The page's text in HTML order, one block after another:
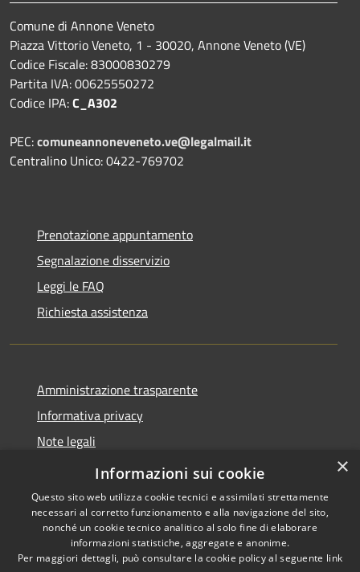
Comune di Annone Veneto
Piazza Vittorio Veneto, 1 - 30020, Annone Veneto (VE)
Codice Fiscale: 83000830279
Partita IVA: 00625550272
Codice IPA:C_A302
PEC:comuneannoneveneto.ve@legalmail.it
Centralino Unico: 0422-769702
Prenotazione appuntamento
Segnalazione disservizio
Leggi le FAQ
Richiesta assistenza
Amministrazione trasparente
Informativa privacy
Note legali
Dichiarazione di accessibilità
Accessibilità
Copyright © 2020 •
Comune di Annone Veneto
×
Informazioni sui cookie
Questo sito web utilizza cookie tecnici e assimilati strettamente
necessari al corretto funzionamento e alla navigazione del sito,
nonché un cookie tecnico analitico al solo fine di elaborare
informazioni statistiche, aggregate e anonime.
Per maggiori dettagli, può consultare la cookie policy al seguente link